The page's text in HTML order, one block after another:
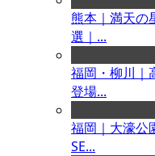
熊本｜満天の
選｜...
福岡・柳川｜
登場...
福岡｜大濠公
SE...